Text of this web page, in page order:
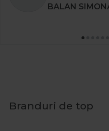
Branduri de top